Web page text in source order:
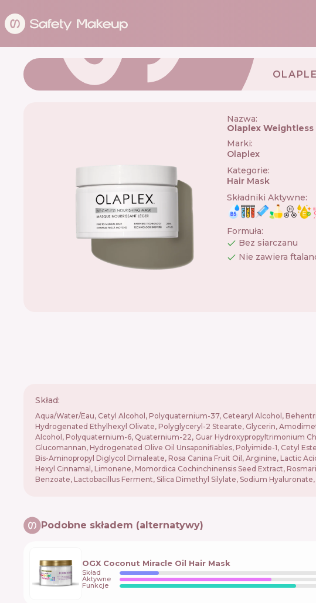
Nazwa:
Olaplex
Marki:
Olaplex
Kategorie:
Hair Mask
Składniki Aktywne:
Formuła:
Bez siarczanu
Nie zawiera
Skład:
Aqua/Water/Eau, Cetyl Alcohol, Polyquaternium-37, Cetearyl Alcohol,
Hydrogenated Ethylhexyl Olivate, Polyglyceryl-2 Stearate, Glycerin,
Alcohol, Polyquaternium-6, Quaternium-22, Guar Hydroxypropyltrimonium
Glucomannan, Hydrogenated Olive Oil Unsaponifiables, Polyimide-1, Cetyl
Bis-Aminopropyl Diglycol Dimaleate, Rosa Canina Fruit Oil, Arginine, Lactic
Hexyl Cinnamal, Limonene, Momordica Cochinchinensis Seed Extract,
Benzoate, Lactobacillus Ferment, Silica Dimethyl Silylate, Sodium
Podobne składem (alternatywy)
OGX Coconut Miracle Oil Hair Mask
Skład
Aktywne
Funkcje